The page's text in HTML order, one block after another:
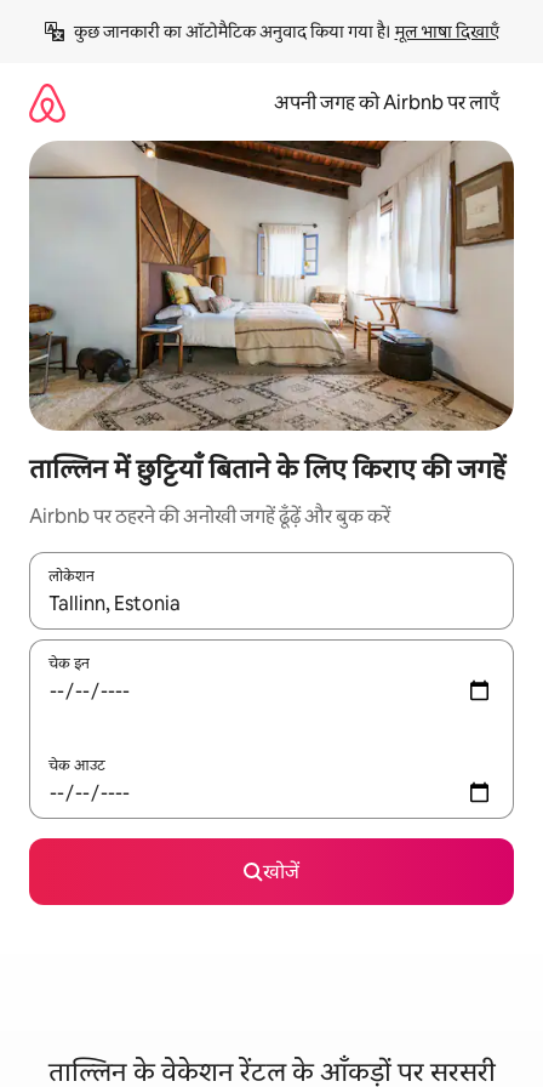
छोड़कर
कॉन्टेंट
कुछ जानकारी का ऑटोमैटिक अनुवाद किया गया है। मूल भाषा दिखाएँ
अपनी जगह को Airbnb पर लाएँ
ताल्लिन में छुट्टियाँ बिताने के लिए किराए की जगहें
Airbnb पर ठहरने की अनोखी जगहें ढूँढ़ें और बुक करें
लोकेशन
नतीजों के उपलब्ध होने पर, अप और डाउन 'ऐरो की' का इस्तेमाल करके नेविगेट
चेक इन
चेक आउट
खोजें
ताल्लिन के वेकेशन रेंटल के आँकड़ों पर सरसरी